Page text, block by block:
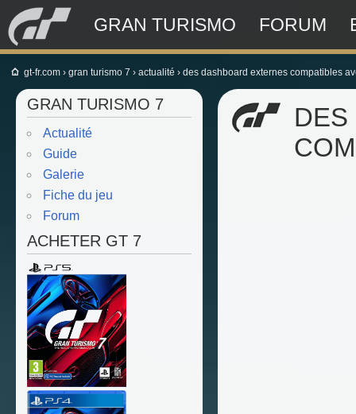
GRAN TURISMO FORUM
gt-fr.com › gran turismo 7 › actualité › des dashboard externes compatibles
GRAN TURISMO 7
Actualité
Guide
Galerie
Fiche du jeu
Forum
ACHETER GT 7
DES